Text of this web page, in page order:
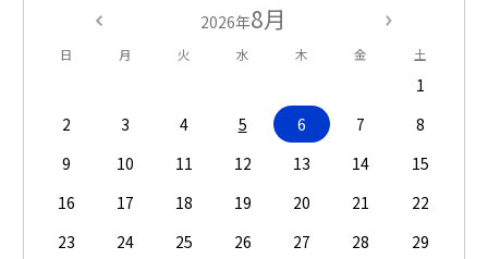
2026年8月
日 月 火 水 木 金 土
1
2
3 4 5 6 7
8
9
10 11 12 13 14
15
16
17 18 19 20 21
22
23
24 25 26 27 28
29